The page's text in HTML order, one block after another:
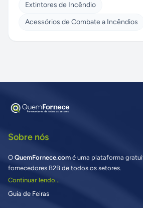
Extintores de Incêndio
Acessórios de Combate a Incêndios
Sobre nós
O QuemFornece.com é uma plataforma
fornecedores B2B de todos os setores.
Continuar lendo...
Guia de Feiras